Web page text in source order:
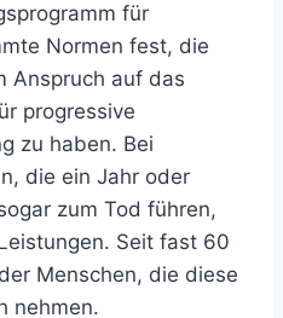
für
Normen fest, die
Anspruch auf das
progressive
zu haben. Bei
die ein Jahr oder
zum Tod führen,
Seit fast 60
Menschen, die diese
nehmen.